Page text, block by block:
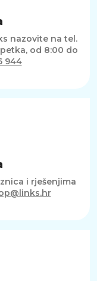
nazovite na tel.
od 8:00 do
944
i rješenjima